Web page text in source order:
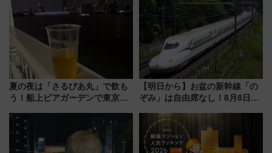
デコレーションも徹底解説
新鎌ヶ谷はどう変わる？ 全テナ
ント情報も公開！
夏の夜は「さるびあ丸」で飲も
う！船上ビアガーデンで東京湾
杯……工場直送生ビールや島グ
ルメが美味い
【明日から】お盆の新幹線「の
ぞみ」は自由席なし！8月8日午
せば空きが見つかることも 混
雑避ける「空席」探しのコツ